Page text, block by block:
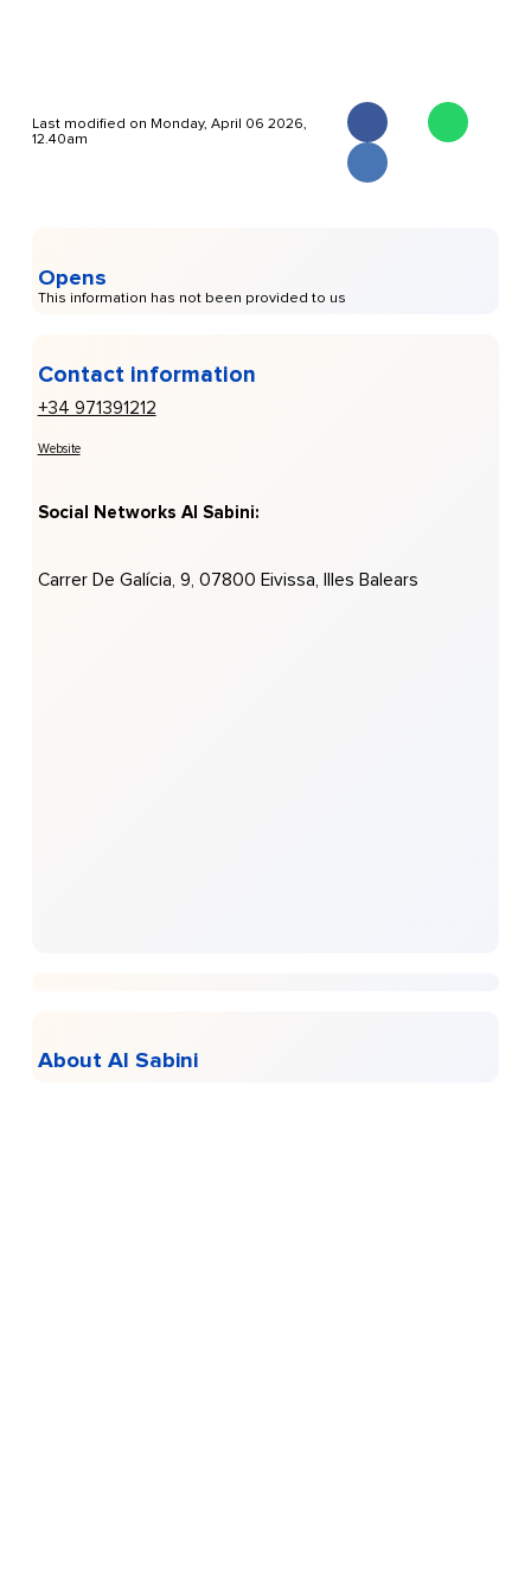
Last modified on Monday, April 06 2026,
12.40am
Opens
This information has not been provided to us
Contact information
+34 971391212
Website
Social Networks Al Sabini:
Carrer De Galícia, 9, 07800 Eivissa, Illes Balears
About Al Sabini